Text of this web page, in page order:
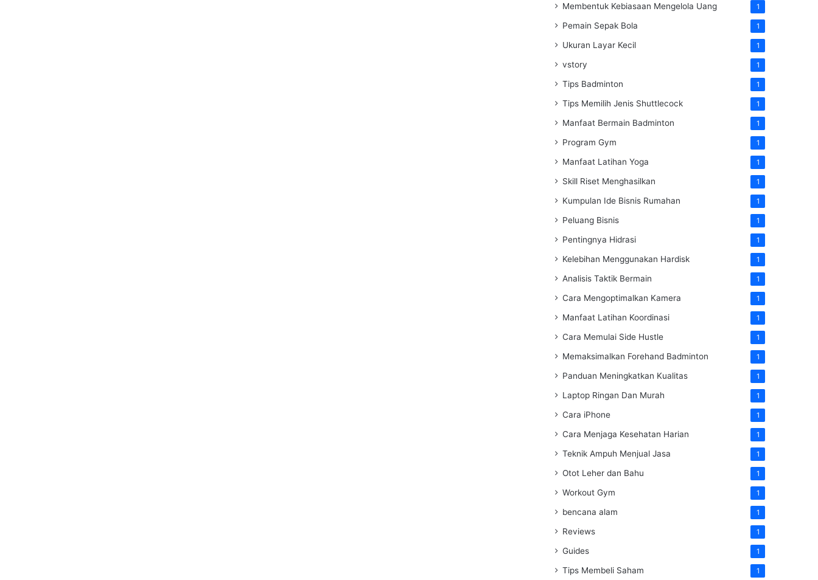
Membentuk Kebiasaan Mengelola Uang 1
Pemain Sepak Bola 1
Ukuran Layar Kecil 1
vstory 1
Tips Badminton 1
Tips Memilih Jenis Shuttlecock 1
Manfaat Bermain Badminton 1
Program Gym 1
Manfaat Latihan Yoga 1
Skill Riset Menghasilkan 1
Kumpulan Ide Bisnis Rumahan 1
Peluang Bisnis 1
Pentingnya Hidrasi 1
Kelebihan Menggunakan Hardisk 1
Analisis Taktik Bermain 1
Cara Mengoptimalkan Kamera 1
Manfaat Latihan Koordinasi 1
Cara Memulai Side Hustle 1
Memaksimalkan Forehand Badminton 1
Panduan Meningkatkan Kualitas 1
Laptop Ringan Dan Murah 1
Cara iPhone 1
Cara Menjaga Kesehatan Harian 1
Teknik Ampuh Menjual Jasa 1
Otot Leher dan Bahu 1
Workout Gym 1
bencana alam 1
Reviews 1
Guides 1
Tips Membeli Saham 1